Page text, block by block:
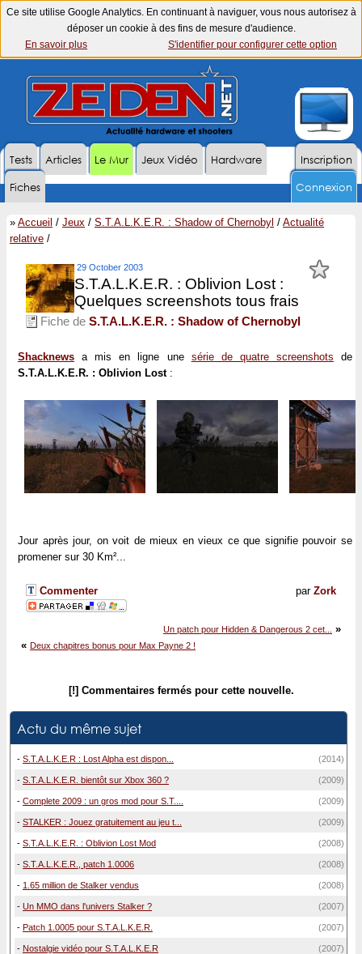
Ce site utilise Google Analytics. En continuant à naviguer, vous nous autorisez à
déposer un cookie à des fins de mesure d'audience.
En savoir plus
S'identifier pour configurer cette option
Inscription
Tests Articles Le Mur Jeux Vidéo
Hardware
Fiches
Connexion
» Accueil / Jeux / S.T.A.L.K.E.R. : Shadow of Chernobyl / Actualité
relative /
29 October 2003
S.T.A.L.K.E.R. : Oblivion Lost :
Quelques screenshots tous frais
Fiche de S.T.A.L.K.E.R. : Shadow of Chernobyl
Shacknews a mis en ligne une série de quatre screenshots de
S.T.A.L.K.E.R. : Oblivion Lost:
Jour après jour, on voit de mieux en vieux ce que signifie pouvoir se
promener sur 30 Km²...
par Zork
Commenter
Un patch pour Hidden & Dangerous 2 cet...
»
« Deux chapitres bonus pour Max Payne 2 !
[!] Commentaires fermés pour cette nouvelle.
Actu du même sujet
- S.T.A.L.K.E.R : Lost Alpha est dispon... (2014)
- S.T.A.L.K.E.R. bientôt sur Xbox 360 ? (2009)
- Complete 2009 : un gros mod pour S.T.... (2009)
- STALKER : Jouez gratuitement au jeu t... (2009)
- S.T.A.L.K.E.R. : Oblivion Lost Mod (2008)
- S.T.A.L.K.E.R., patch 1.0006 (2008)
- 1.65 million de Stalker vendus (2008)
- Un MMO dans l'univers Stalker ? (2007)
- Patch 1.0005 pour S.T.A.L.K.E.R. (2007)
- Nostalgie vidéo pour S.T.A.L.K.E.R (2007)